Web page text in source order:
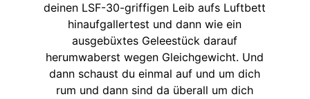
deinen LSF-30-griffigen Leib aufs Luftbett
hinaufgallertest und dann wie ein
ausgebüxtes Geleestück darauf
herumwaberst wegen Gleichgewicht. Und
dann schaust du einmal auf und um dich
rum und dann sind da überall um dich